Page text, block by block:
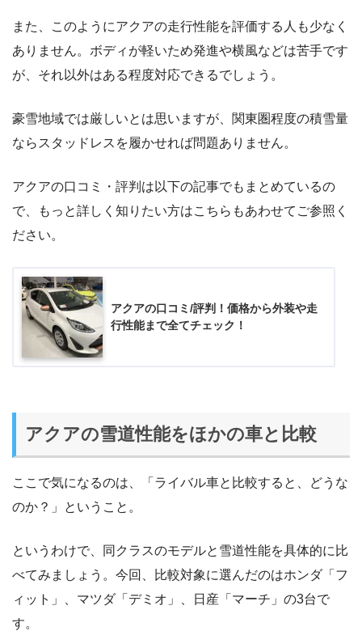
また、このようにアクアの走行性能を評価する人も少なく
ありません。ボディが軽いため発進や横風などは苦手です
が、それ以外はある程度対応できるでしょう。
豪雪地域では厳しいとは思いますが、関東圏程度の積雪量
ならスタッドレスを履かせれば問題ありません。
アクアの口コミ・評判は以下の記事でもまとめているの
で、もっと詳しく知りたい方はこちらもあわせてご参照く
ださい。
アクアの口コミ/評判！価格から外装や走
行性能まで全てチェック！
アクアの雪道性能をほかの車と比較
ここで気になるのは、「ライバル車と比較すると、どうな
のか？」ということ。
というわけで、同クラスのモデルと雪道性能を具体的に比
べてみましょう。今回、比較対象に選んだのはホンダ「フ
ィット」、マツダ「デミオ」、日産「マーチ」の3台で
す。